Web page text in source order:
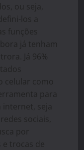
ou seja,
los a
funções
já tenham
Já 96%
celular como
para
internet, seja
sociais,
por
e trocas de